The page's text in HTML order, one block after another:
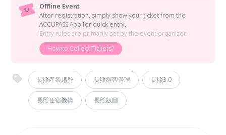
Offline Event
After registration, simply show your ticket from the
ACCUPASS App for quick entry.
Entry rules are primarily set by the event organizer.
How to Collect Tickets?
長照產業趨勢 長照經營管理 長照3.0
長照住宿機構 長照版圖